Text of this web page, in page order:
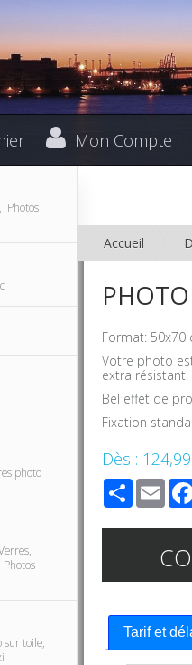
Mon Compte
Photos
photo
sur toile,
Accueil
Format: 50x70
Votre photo
extra résistant.
Bel effet de
Fixation
Dès :
Share
Tarif et